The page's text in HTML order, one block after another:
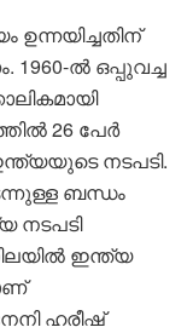
ൽ ഒപ്പുവച്ച
26 പേർ
നടപടി.
ബന്ധം
നടപടി
ഇന്ത്യ
ഹരീഷ്